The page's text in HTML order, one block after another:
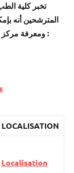
تخبر كلية
المترشحين أنه
ومعرفة مركز اجتياز المباراة ورقم المقعد، وذلك عبر :
LOCALISATION
Localisation